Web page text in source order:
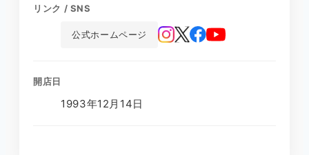
リンク / SNS
公式ホームページ
開店日
1993年12月14日